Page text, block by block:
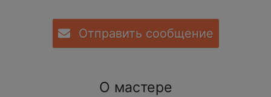
Отправить сообщение
О мастере